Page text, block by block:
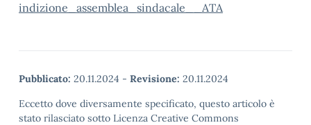
indizione_assemblea_sindacale__ATA
Pubblicato: 20.11.2024 - Revisione: 20.11.2024
Eccetto dove diversamente specificato, questo articolo è
stato rilasciato sotto Licenza Creative Commons